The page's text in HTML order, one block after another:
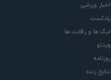
اخبار ورزشی
پادکست
لیگ ها و رقابت ها
ویدئو
روزنامه
نتایج زنده